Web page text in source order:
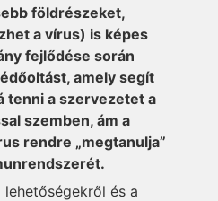
földrészeket,
a vírus) is képes
fejlődése során
amely segít
tenni a szervezetet a
szemben, ám a
rendre „megtanulja”
és a